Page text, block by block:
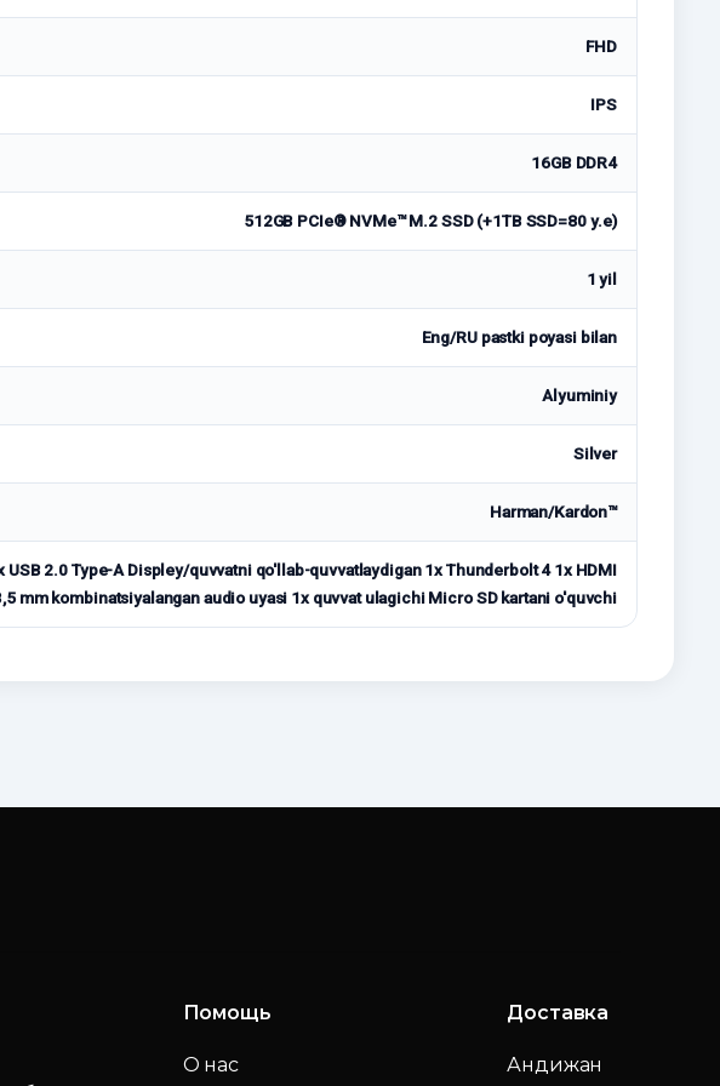
FHD
IPS
16GB DDR4
512GB PCIe® NVMe™ M.2 SSD (+1TB SSD=80 у.е)
1 yil
Eng/RU pastki poyasi bilan
Alyuminiy
Silver
Harman/Kardon™
USB 2.0 Type-A Displey/quvvatni qo'llab-quvvatlaydigan 1x Thunderbolt 4 1x HDMI
mm kombinatsiyalangan audio uyasi 1x quvvat ulagichi Micro SD kartani o'quvchi
Помощь
О нас
Доставка
Андижан